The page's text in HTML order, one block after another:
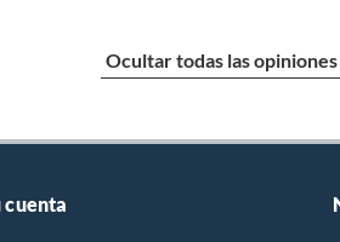
Ocultar todas las opiniones
cuenta